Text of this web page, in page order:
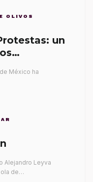
OLIVOS
un
México ha
Alejandro Leyva
ola de…